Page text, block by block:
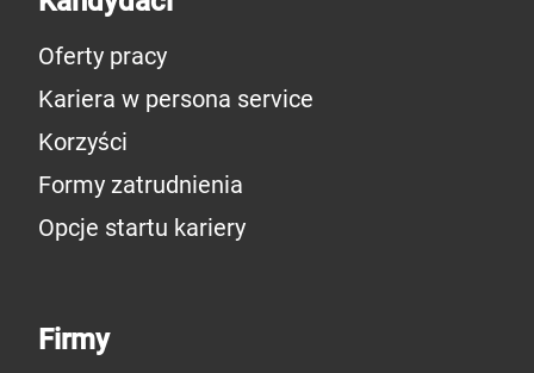
Oferty pracy
Kariera w persona service
Korzyści
Formy zatrudnienia
Opcje startu kariery
Firmy